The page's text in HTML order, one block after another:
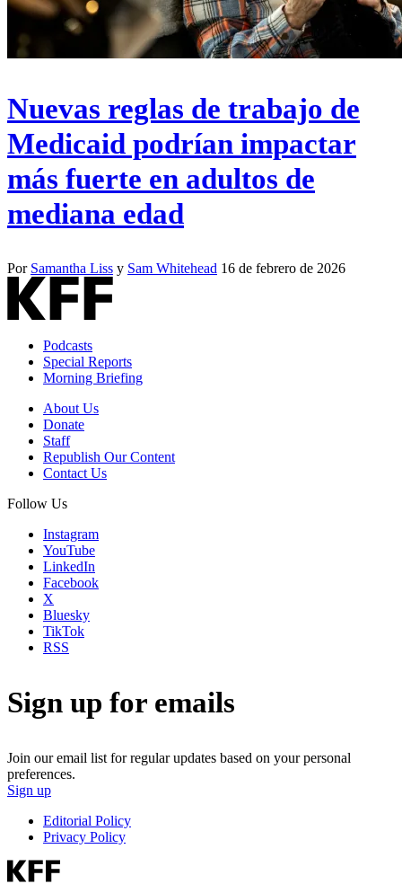
Nuevas reglas de trabajo de
Medicaid podrían impactar
más fuerte en adultos de
mediana edad
Por Samantha Liss y Sam Whitehead 16 de febrero de 2026
Podcasts
Special Reports
Morning Briefing
About Us
Donate
Staff
Republish Our Content
Contact Us
Follow Us
Instagram
YouTube
LinkedIn
Facebook
X
Bluesky
TikTok
RSS
Sign up for emails
Join our email list for regular updates based on your personal
preferences.
Sign up
Editorial Policy
Privacy Policy